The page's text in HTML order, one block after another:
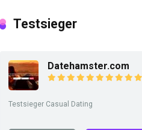
Testsieger
Datehamster.com
Testsieger Casual Dating